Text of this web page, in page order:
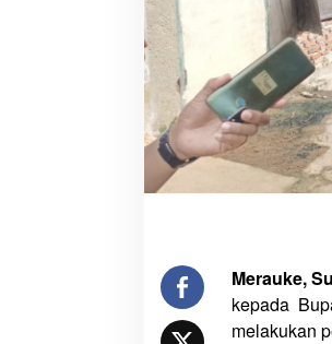
Merauke,
kepada
melakukan